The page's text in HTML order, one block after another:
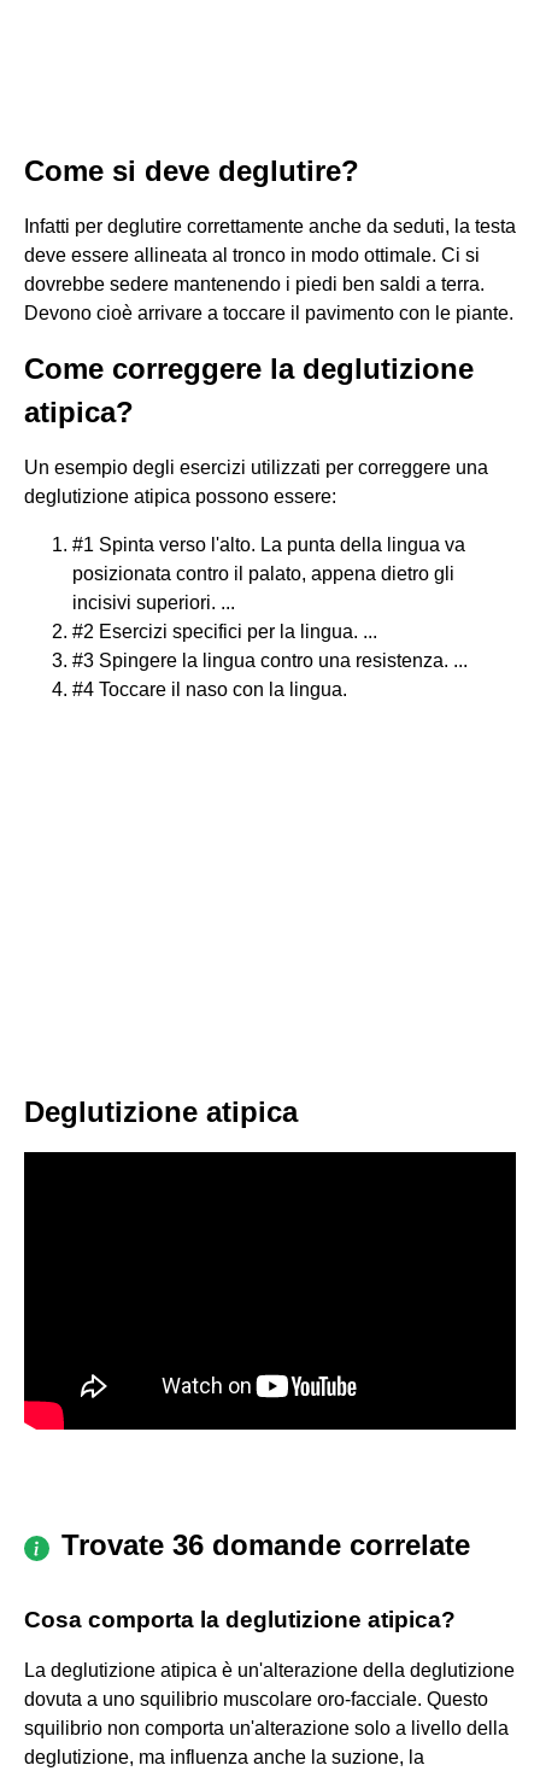
Come si deve deglutire?
Infatti per deglutire correttamente anche da seduti, la testa
deve essere allineata al tronco in modo ottimale. Ci si
dovrebbe sedere mantenendo i piedi ben saldi a terra.
Devono cioè arrivare a toccare il pavimento con le piante.
Come correggere la deglutizione
atipica?
Un esempio degli esercizi utilizzati per correggere una
deglutizione atipica possono essere:
#1 Spinta verso l'alto. La punta della lingua va
posizionata contro il palato, appena dietro gli
incisivi superiori. ...
#2 Esercizi specifici per la lingua. ...
#3 Spingere la lingua contro una resistenza. ...
#4 Toccare il naso con la lingua.
Deglutizione atipica
Trovate 36 domande correlate
Cosa comporta la deglutizione atipica?
La deglutizione atipica è un'alterazione della deglutizione
dovuta a uno squilibrio muscolare oro-facciale. Questo
squilibrio non comporta un'alterazione solo a livello della
deglutizione, ma influenza anche la suzione, la